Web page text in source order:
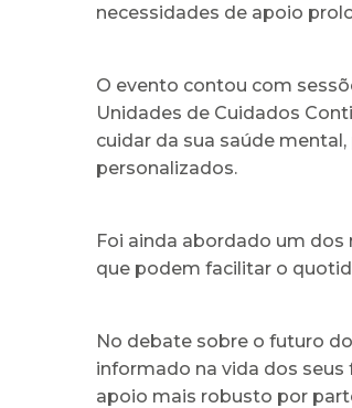
necessidades de apoio
O evento contou com
Unidades de Cuidados
cuidar da sua saúde
personalizados.
Foi ainda abordado um
que podem facilitar o
No debate sobre o futuro
informado na vida dos seus
apoio mais robusto por